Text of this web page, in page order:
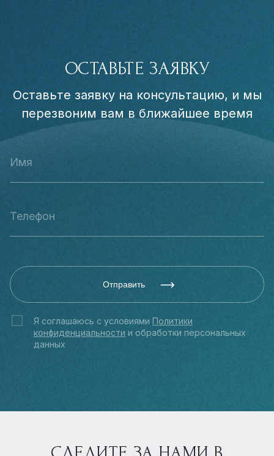
ОСТАВЬТЕ ЗАЯВКУ
Оставьте заявку на консультацию, и мы
перезвоним вам в ближайшее время
Отправить
Я соглашаюсь с условиями Политики
конфиденциальности и обработки персональных
данных